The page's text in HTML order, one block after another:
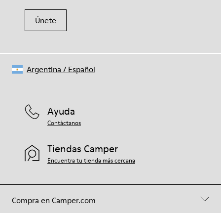
Únete
Compra en Camper.com
Ayuda
Contáctanos
Tiendas Camper
Encuentra tu tienda más cercana
Argentina / Español